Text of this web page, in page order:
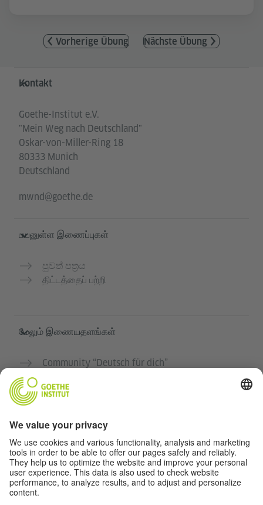
Vorherige Übung Nächste Übung
Service- und Informationsbereich
Kontakt
Goethe-Institut e.V.
"Mein Weg nach Deutschland"
Oskar-von-Miller-Ring 18
80333 Munich
Deutschland
mwnd@goethe.de
பயனுள்ள இணைப்புகள்
පුවත් පත්‍රය
திட்டத்தைப் பற்றி
மேலும் இணையதளங்கள்
Community “Deutsch für dich”
கோய்த் இன்ஸ்டிடியூட்டின் ஜெர்மன் பாடநெறிகள்
தனியுரிமை மற்றும் அணுகல் வசதி
தனியுரிமை அமைப்புகள்